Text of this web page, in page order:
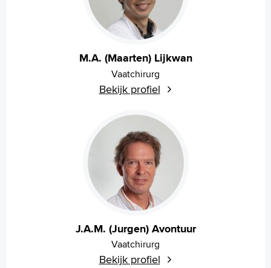
M.A. (Maarten) Lijkwan
Vaatchirurg
Bekijk profiel
J.A.M. (Jurgen) Avontuur
Vaatchirurg
Bekijk profiel